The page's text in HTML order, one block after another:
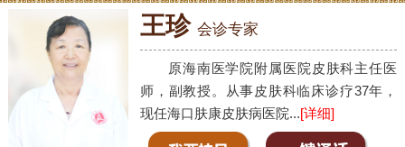
王珍 会诊专家
原海南医学院附属医院皮肤科主任医
师，副教授。从事皮肤科临床诊疗37年，
现任海口肤康皮肤病医院...[详细]